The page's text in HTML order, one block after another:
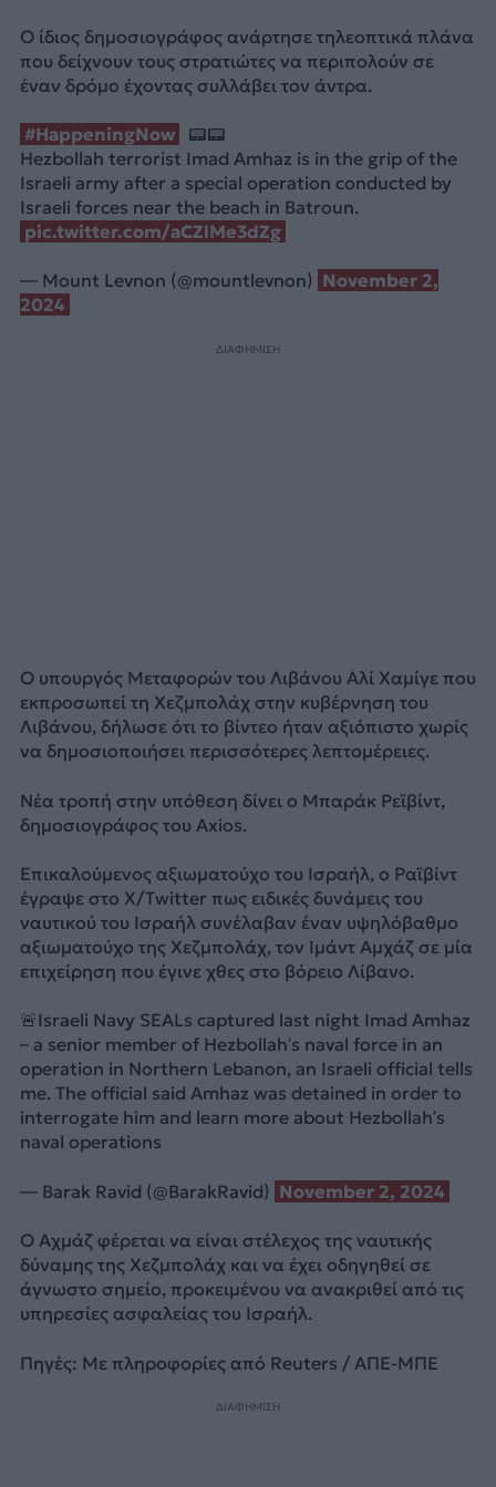
Ο ίδιος δημοσιογράφος ανάρτησε τηλεοπτικά πλάνα
που δείχνουν τους στρατιώτες να περιπολούν σε
έναν δρόμο έχοντας συλλάβει τον άντρα.
#HappeningNow
📟📟
Hezbollah terrorist Imad Amhaz is in the grip of the
Israeli army after a special operation conducted by
Israeli forces near the beach in Batroun.
pic.twitter.com/aCZlMe3dZg
— Mount Levnon (@mountlevnon) November 2,
2024
ΔΙΑΦΗΜΙΣΗ
Ο υπουργός Μεταφορών του Λιβάνου Αλί Χαμίγε που
εκπροσωπεί τη Χεζμπολάχ στην κυβέρνηση του
Λιβάνου, δήλωσε ότι το βίντεο ήταν αξιόπιστο χωρίς
να δημοσιοποιήσει περισσότερες λεπτομέρειες.
Νέα τροπή στην υπόθεση δίνει ο Μπαράκ Ρεϊβίντ,
δημοσιογράφος του Axios.
Επικαλούμενος αξιωματούχο του Ισραήλ, ο Ραϊβίντ
έγραψε στο X/Twitter πως ειδικές δυνάμεις του
ναυτικού του Ισραήλ συνέλαβαν έναν υψηλόβαθμο
αξιωματούχο της Χεζμπολάχ, τον Ιμάντ Αμχάζ σε μία
επιχείρηση που έγινε χθες στο βόρειο Λίβανο.
🚨Israeli Navy SEALs captured last night Imad Amhaz
– a senior member of Hezbollah’s naval force in an
operation in Northern Lebanon, an Israeli official tells
me. The official said Amhaz was detained in order to
interrogate him and learn more about Hezbollah’s
naval operations
— Barak Ravid (@BarakRavid) November 2, 2024
Ο Αχμάζ φέρεται να είναι στέλεχος της ναυτικής
δύναμης της Χεζμπολάχ και να έχει οδηγηθεί σε
άγνωστο σημείο, προκειμένου να ανακριθεί από τις
υπηρεσίες ασφαλείας του Ισραήλ.
Πηγές: Με πληροφορίες από Reuters / ΑΠΕ-ΜΠΕ
ΔΙΑΦΗΜΙΣΗ